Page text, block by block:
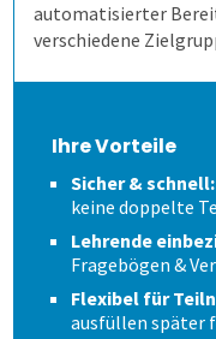
Schulungen
Karriere
Nachrichten
Newsletter
Online
Auf Papier
Online in
automatisierter
verschiedene
Ihre Vorteile
Sicher & schnell:
keine doppelte
Lehrende
Fragebögen &
Flexibel für
ausfüllen später